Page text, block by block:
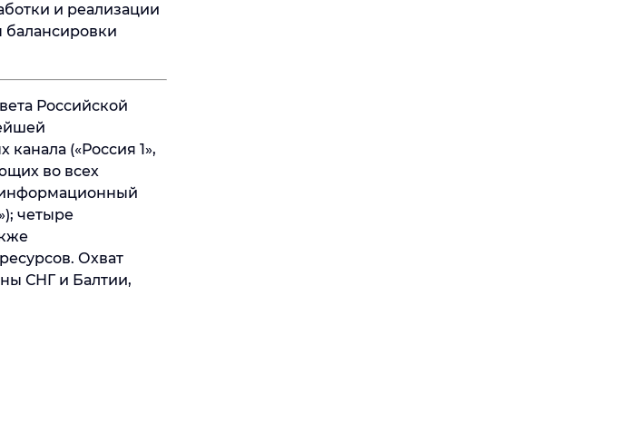
и реализации
Российской
(«Россия 1»,
во всех
информационный
четыре
Охват
СНГ и Балтии,